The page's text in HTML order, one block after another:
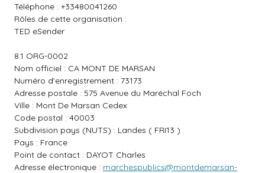
Téléphone : +33480041260
Rôles de cette organisation :
TED eSender
8.1 ORG-0002
Nom officiel : CA MONT DE MARSAN
Numéro d'enregistrement : 73173
Adresse postale : 575 Avenue du Maréchal Foch
Ville : Mont De Marsan Cedex
Code postal : 40003
Subdivision pays (NUTS) : Landes ( FRI13 )
Pays : France
Point de contact : DAYOT Charles
Adresse électronique : marchespublics@montdemarsan-